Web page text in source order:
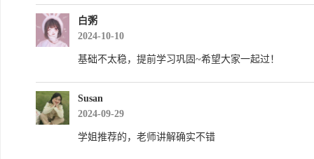
白粥
2024-10-10
基础不太稳，提前学习巩固~希望大家一起过！
Susan
2024-09-29
学姐推荐的，老师讲解确实不错